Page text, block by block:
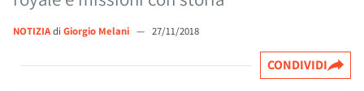
NOTIZIAdi Giorgio Melani — 27/11/2018
CONDIVIDI